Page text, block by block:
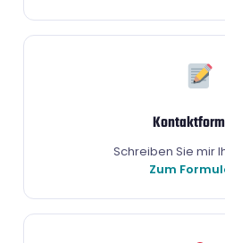
Schreiben Sie mir
Zum